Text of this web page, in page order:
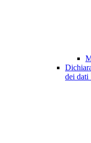
dei dati